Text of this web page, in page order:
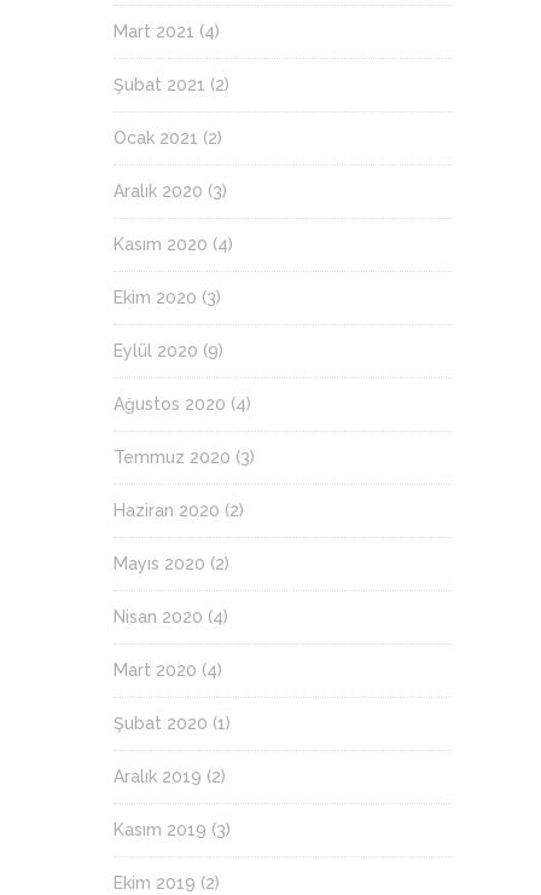
Mart 2021 (4)
Şubat 2021 (2)
Ocak 2021 (2)
Aralık 2020 (3)
Kasım 2020 (4)
Ekim 2020 (3)
Eylül 2020 (9)
Ağustos 2020 (4)
Temmuz 2020 (3)
Haziran 2020 (2)
Mayıs 2020 (2)
Nisan 2020 (4)
Mart 2020 (4)
Şubat 2020 (1)
Aralık 2019 (2)
Kasım 2019 (3)
Ekim 2019 (2)